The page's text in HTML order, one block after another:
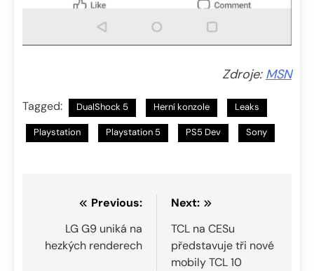
Zdroje: MSN
Tagged: DualShock 5 Herní konzole Leaks
Playstation Playstation 5 PS5 Dev Sony
Navigace
příspěvek
Previous:
LG G9 uniká na
hezkých renderech
Next:
TCL na CESu
představuje tři nové
mobily TCL 10